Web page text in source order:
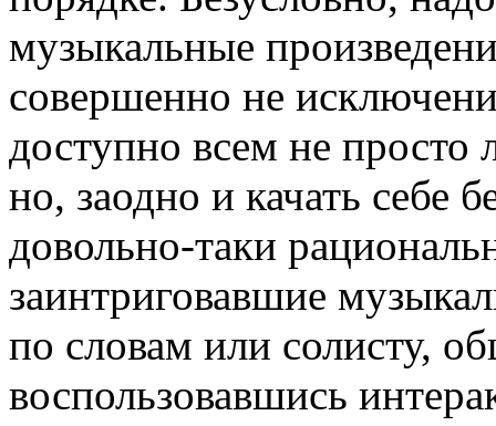
музыкальные
совершенно не
доступно всем не
но, заодно и качать себе
довольно-таки
заинтриговавшие
по словам или солисту,
воспользовавшись